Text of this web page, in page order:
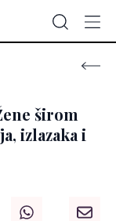
širom
izlazaka i